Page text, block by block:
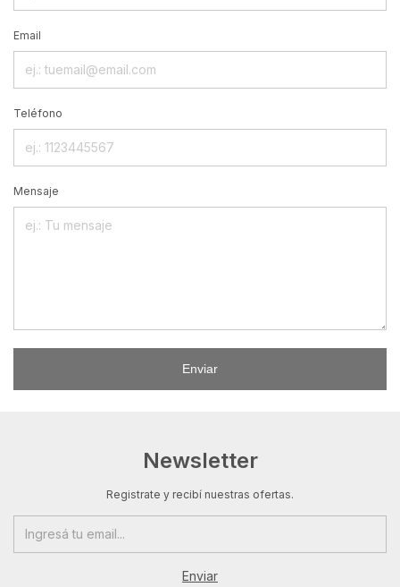
Email
Teléfono
Mensaje
Enviar
Newsletter
Registrate y recibí nuestras ofertas.